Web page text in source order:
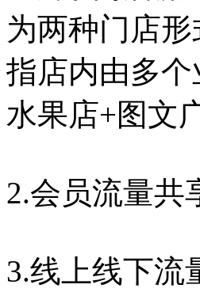
为两种门店
指店内由多
水果店+图文
2.会员流量共
3.线上线下流